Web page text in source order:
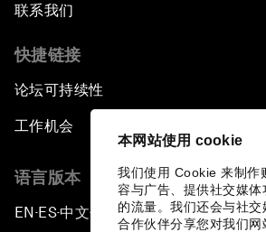
本网站使用 cookie
我们使用 Cookie 来制作
容与广告、提供社交媒体
的流量。我们还会与社
合作伙伴分享您对我们
联系我们
快捷链接
论坛可持续性
工作机会
语言版本
EN ▪ES▪中文▪ 日本語